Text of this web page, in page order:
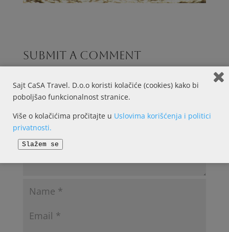
Submit a Comment
fields are marked *
Sajt CaSA Travel. D.o.o koristi kolačiće (cookies) kako bi
poboljšao funkcionalnost stranice.
Više o kolačićima pročitajte u Uslovima korišćenja i politici
privatnosti.
Slažem se